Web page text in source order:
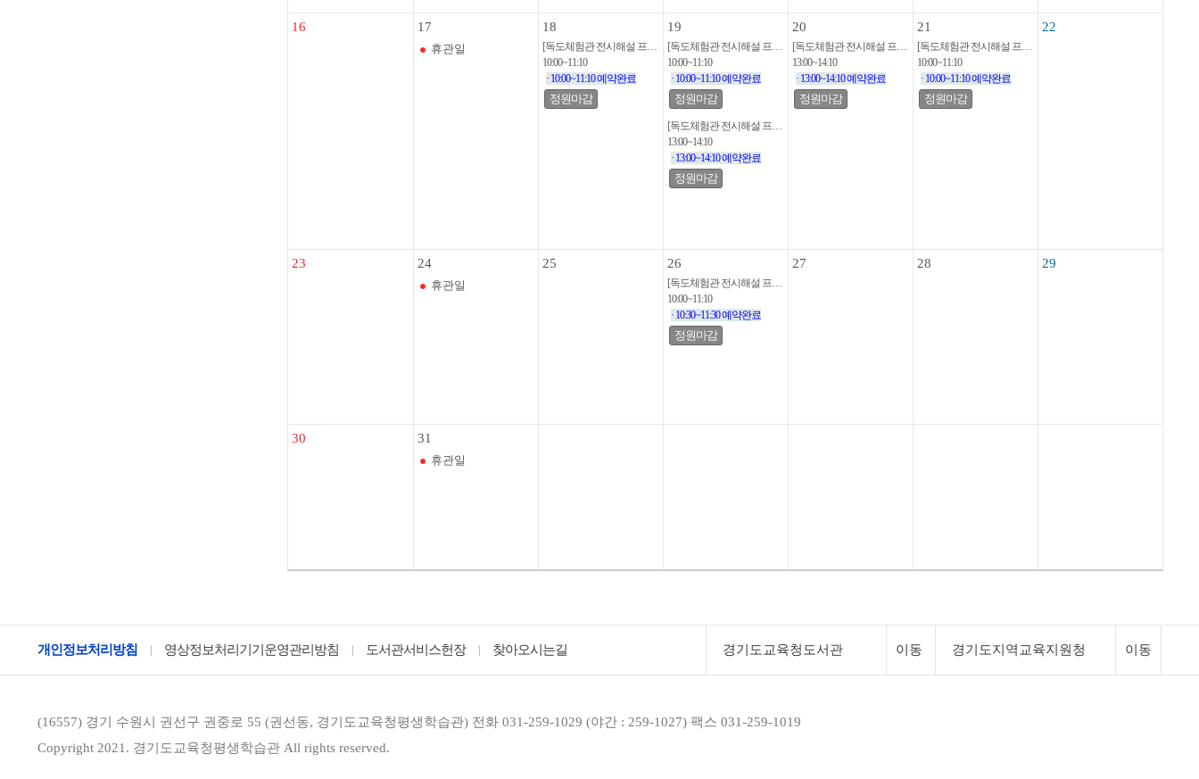
16 17
휴관일
18
[독도체험관 전시해설 프로그램]
10:00~11:10
· 10:00~11:10 예약완료
정원마감
19
[독도체험관 전시해설 프로그램]
10:00~11:10
· 10:00~11:10 예약완료
정원마감
[독도체험관 전시해설 프로그램]
13:00~14:10
· 13:00~14:10 예약완료
정원마감
20
[독도체험관 전시해설 프로그램]
13:00~14:10
· 13:00~14:10 예약완료
정원마감
21
[독도체험관 전시해설 프로그램]
10:00~11:10
· 10:00~11:10 예약완료
정원마감
22
23 24
휴관일
25 26
[독도체험관 전시해설 프로그램]
10:00~11:10
· 10:30~11:30 예약완료
정원마감
27 28 29
30 31
휴관일
개인정보처리방침 영상정보처리기기운영관리방침 도서관서비스헌장 찾아오시는길 경기도교육청도서관 이동 경기도지역교육지원청 이동
(16557) 경기 수원시 권선구 권중로 55 (권선동, 경기도교육청평생학습관) 전화 031-259-1029 (야간 : 259-1027) 팩스 031-259-1019
Copyright 2021. 경기도교육청평생학습관 All rights reserved.